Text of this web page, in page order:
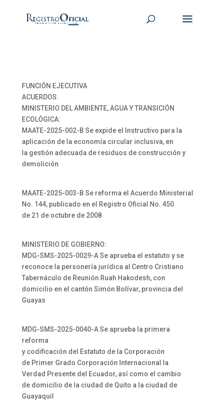
FUNCIÓN EJECUTIVA
ACUERDOS:
MINISTERIO DEL AMBIENTE, AGUA Y TRANSICIÓN
ECOLÓGICA:
MAATE-2025-002-B Se expide el Instructivo para la
aplicación de la economía circular inclusiva, en
la gestión adecuada de residuos de construcción y
demolición
MAATE-2025-003-B Se reforma el Acuerdo Ministerial
No. 144, publicado en el Registro Oficial No. 450
de 21 de octubre de 2008
MINISTERIO DE GOBIERNO:
MDG-SMS-2025-0029-A Se aprueba el estatuto y se
reconoce la personería jurídica al Centro Cristiano
Tabernáculo de Reunión Ruah Hakodesh, con
domicilio en el cantón Simón Bolívar, provincia del
Guayas
MDG-SMS-2025-0040-A Se aprueba la primera
reforma
y codificación del Estatuto de la Corporación
de Primer Grado Corporación Internacional la
Verdad Presente del Ecuador, así como el cambio
de domicilio de la ciudad de Quito a la ciudad de
Guayaquil